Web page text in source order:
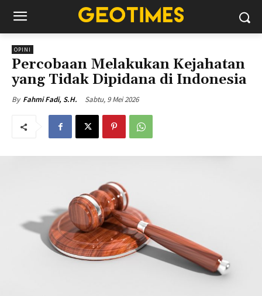
OPINI
Percobaan Melakukan Kejahatan
yang Tidak Dipidana di Indonesia
By Fahmi Fadi, S.H. Sabtu, 9 Mei 2026